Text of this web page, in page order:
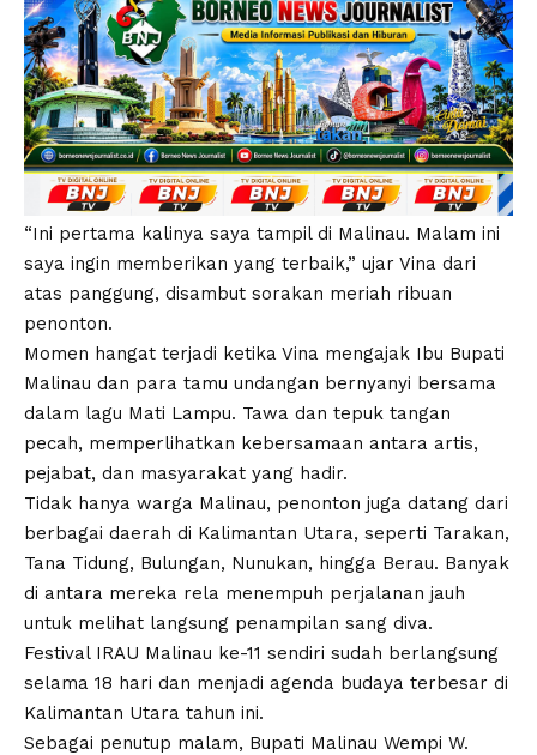
“Ini pertama kalinya saya tampil di Malinau. Malam ini
saya ingin memberikan yang terbaik,” ujar Vina dari
atas panggung, disambut sorakan meriah ribuan
penonton.
Momen hangat terjadi ketika Vina mengajak Ibu Bupati
Malinau dan para tamu undangan bernyanyi bersama
dalam lagu Mati Lampu. Tawa dan tepuk tangan
pecah, memperlihatkan kebersamaan antara artis,
pejabat, dan masyarakat yang hadir.
Tidak hanya warga Malinau, penonton juga datang dari
berbagai daerah di Kalimantan Utara, seperti Tarakan,
Tana Tidung, Bulungan, Nunukan, hingga Berau. Banyak
di antara mereka rela menempuh perjalanan jauh
untuk melihat langsung penampilan sang diva.
Festival IRAU Malinau ke-11 sendiri sudah berlangsung
selama 18 hari dan menjadi agenda budaya terbesar di
Kalimantan Utara tahun ini.
Sebagai penutup malam, Bupati Malinau Wempi W.